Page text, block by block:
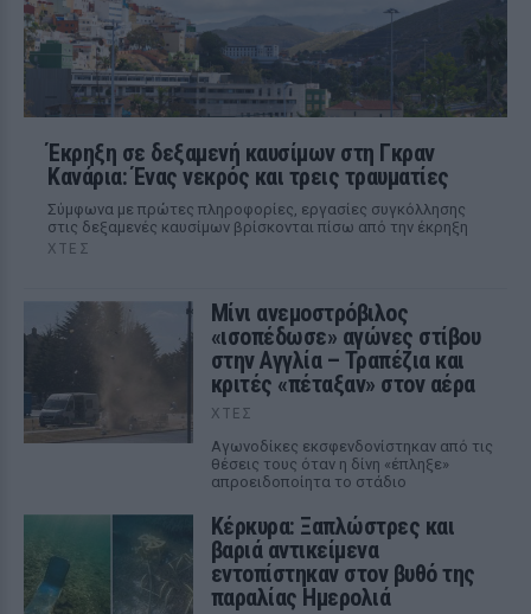
Έκρηξη σε δεξαμενή καυσίμων στη Γκραν
Κανάρια: Ένας νεκρός και τρεις τραυματίες
Σύμφωνα με πρώτες πληροφορίες, εργασίες συγκόλλησης
στις δεξαμενές καυσίμων βρίσκονται πίσω από την έκρηξη
ΧΤΕΣ
Μίνι ανεμοστρόβιλος
«ισοπέδωσε» αγώνες στίβου
στην Αγγλία – Τραπέζια και
κριτές «πέταξαν» στον αέρα
ΧΤΕΣ
Αγωνοδίκες εκσφενδονίστηκαν από τις
θέσεις τους όταν η δίνη «έπληξε»
απροειδοποίητα το στάδιο
Κέρκυρα: Ξαπλώστρες και
βαριά αντικείμενα
εντοπίστηκαν στον βυθό της
παραλίας Ημερολιά